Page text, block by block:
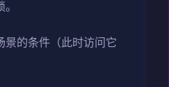
景的条件（此时访问它